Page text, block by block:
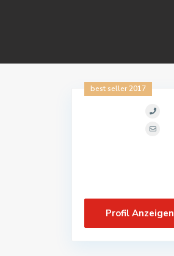
best seller 2017
Profil Anzeigen
Kontakt